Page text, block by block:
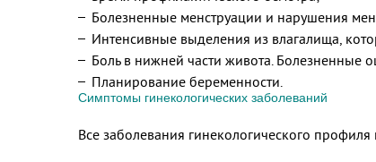
Болезненные менструации и нарушения
Интенсивные выделения из влагалища,
Боль в нижней части живота.
Планирование беременности.
Симптомы гинекологических заболеваний
Все заболевания гинекологического